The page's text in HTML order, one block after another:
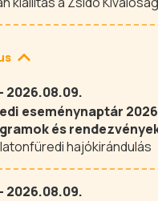
2026.08.09.
eseménynaptár
és
hajókirándulás
2026.08.09.